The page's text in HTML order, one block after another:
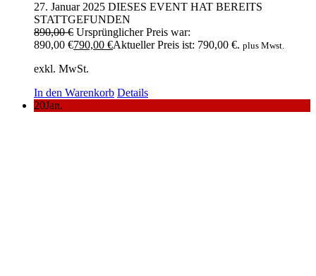
27. Januar 2025 DIESES EVENT HAT BEREITS
STATTGEFUNDEN
890,00€ Ursprünglicher Preis war:
890,00 €790,00 €Aktueller Preis ist: 790,00 €. plus Mwst.
exkl. MwSt.
In den Warenkorb Details
20Jan.